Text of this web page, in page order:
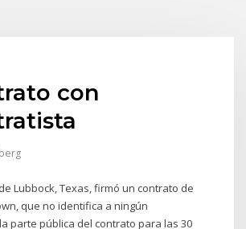
con
Lubbock, Texas, firmó un contrato de
que no identifica a ningún
parte pública del contrato para las 30